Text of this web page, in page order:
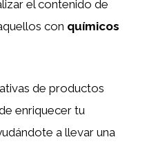
el contenido de
con químicos
de productos
enriquecer tu
a llevar una